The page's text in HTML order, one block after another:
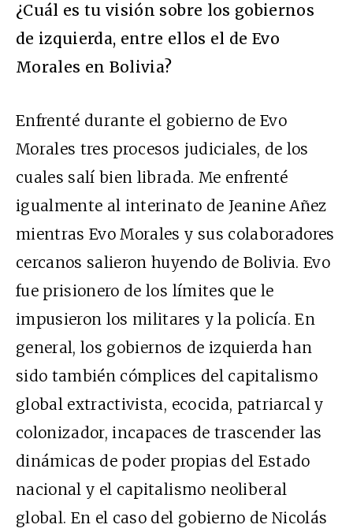
¿Cuál es tu visión sobre los gobiernos
de izquierda, entre ellos el de Evo
Morales en Bolivia?
Enfrenté durante el gobierno de Evo
Morales tres procesos judiciales, de los
cuales salí bien librada. Me enfrenté
igualmente al interinato de Jeanine Añez
mientras Evo Morales y sus colaboradores
cercanos salieron huyendo de Bolivia. Evo
fue prisionero de los límites que le
impusieron los militares y la policía. En
general, los gobiernos de izquierda han
sido también cómplices del capitalismo
global extractivista, ecocida, patriarcal y
colonizador, incapaces de trascender las
dinámicas de poder propias del Estado
nacional y el capitalismo neoliberal
global. En el caso del gobierno de Nicolás